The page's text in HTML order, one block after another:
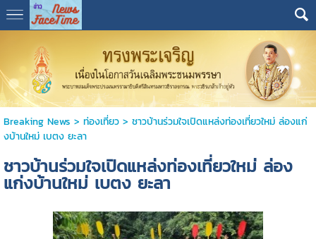
Breaking News > ท่องเที่ยว> ชาวบ้านร่วมใจเปิดแหล่งท่องเที่ยวใหม่ ล่องแก่
งบ้านใหม่ เบตง ยะลา
ชาวบ้านร่วมใจเปิดแหล่งท่องเที่ยวใหม่ ล่อง
แก่งบ้านใหม่ เบตง ยะลา